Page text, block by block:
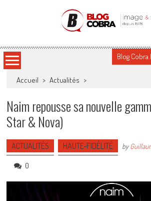
Blog Cobra
Blog
Accueil > Actualités >
Naim repousse sa nouvelle
Star & Nova)
ACTUALITÉS HAUTE-FIDÉLITÉ by
0